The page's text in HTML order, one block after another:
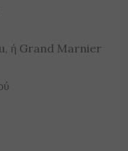
ή Grand Marnier